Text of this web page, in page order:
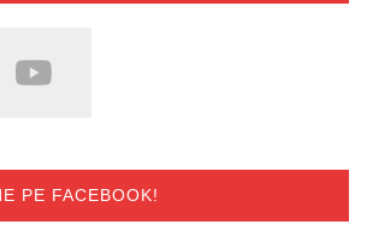
PE FACEBOOK!